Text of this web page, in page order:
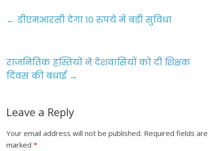
e
o
o
k
er l e
← डीएमआरसी देगा १० रुपये में बड़ी सुविधा
राजनितिक हस्तियों ने देशवासियों को दी शिक्षक
दिवस की बधाई →
Leave a Reply
Your email address will not be published. Required fields are
marked*